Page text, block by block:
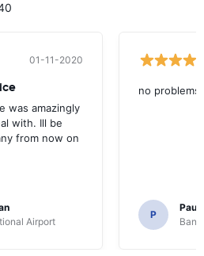
01-11-2020
was amazingly
with. Ill be
from now on
Airport
no
P
Paul